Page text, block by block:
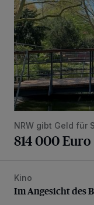
NRW gibt Geld für
814 000
Im Angesicht des
Kino
Im Angesicht des